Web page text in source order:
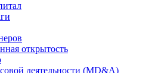
открытость
деятельности (MD&A)